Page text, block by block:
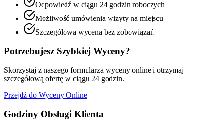
Odpowiedź w ciągu 24 godzin roboczych
Możliwość umówienia wizyty na miejscu
Szczegółowa wycena bez zobowiązań
Potrzebujesz Szybkiej Wyceny?
Skorzystaj z naszego formularza wyceny online i otrzymaj
szczegółową ofertę w ciągu 24 godzin.
Przejdź do Wyceny Online
Godziny Obsługi Klienta